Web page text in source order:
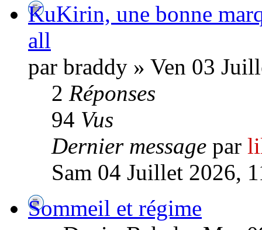
KuKirin, une bonne
all
par braddy » Ven 03
2 Réponses
94 Vus
Dernier message par
Sam 04 Juillet 2026,
Sommeil et régime